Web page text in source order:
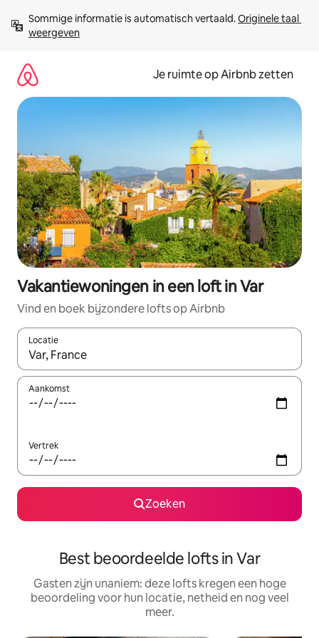
direct
naar
Sommige informatie is automatisch vertaald. Originele taal
weergeven
Je ruimte op Airbnb zetten
Vakantiewoningen in een loft in Var
Vind en boek bijzondere lofts op Airbnb
Locatie
Wanneer er suggesties beschikbaar zijn, maak je een keuze
Aankomst
Vertrek
Zoeken
Best beoordeelde lofts in Var
Gasten zijn unaniem: deze lofts kregen een hoge
beoordeling voor hun locatie, netheid en nog veel
meer.